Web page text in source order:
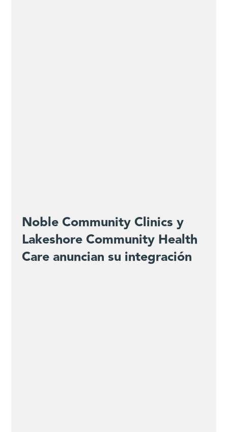
Noble Community Clinics y
Lakeshore Community Health
Care anuncian su integración